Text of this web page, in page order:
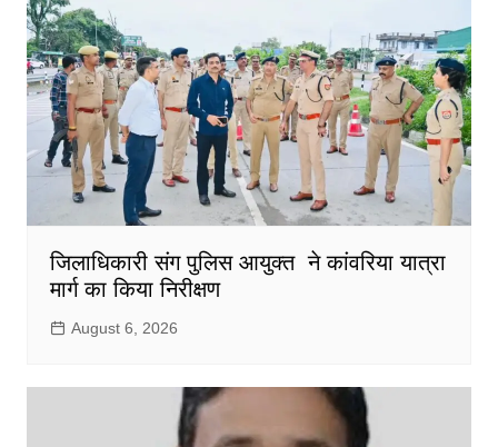
जिलाधिकारी संग पुलिस आयुक्त ने कांवरिया यात्रा
मार्ग का किया निरीक्षण
August 6, 2026